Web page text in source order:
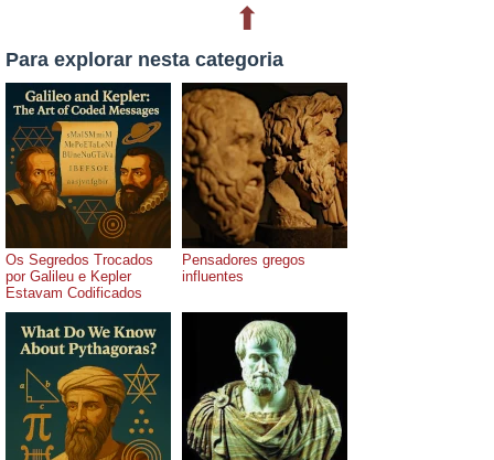
⬆
Para explorar nesta categoria
Os Segredos Trocados
por Galileu e Kepler
Estavam Codificados
Pensadores gregos
influentes